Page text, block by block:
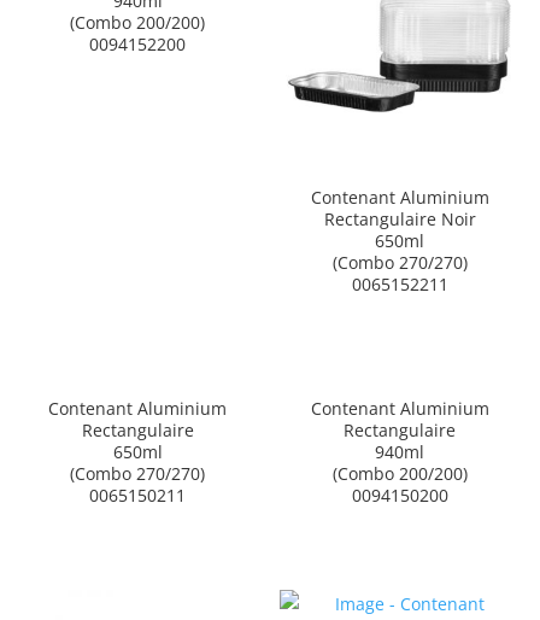
(Combo 200/200)
0094152200
Contenant Aluminium
Rectangulaire Noir
650ml
(Combo 270/270)
0065152211
Contenant Aluminium
Rectangulaire
650ml
(Combo 270/270)
0065150211
Contenant Aluminium
Rectangulaire
940ml
(Combo 200/200)
0094150200